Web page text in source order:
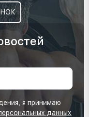
я принимаю
данных